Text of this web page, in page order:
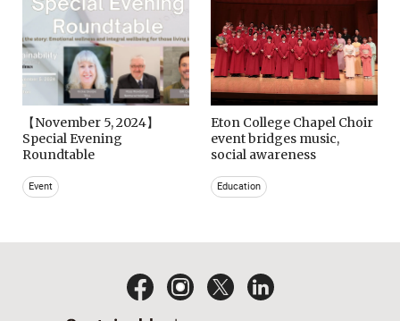
【November 5, 2024】
Special Evening
Roundtable
Event
Eton College Chapel Choir
event bridges music,
social awareness
Education